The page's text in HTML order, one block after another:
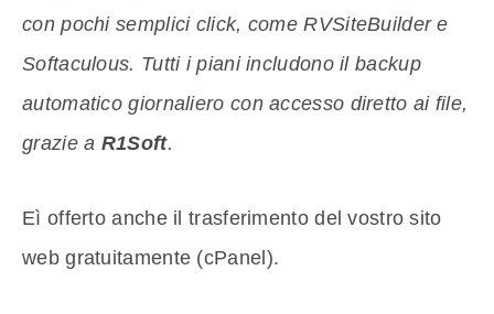
con pochi semplici click, come RVSiteBuilder e
Softaculous. Tutti i piani includono il backup
automatico giornaliero con accesso diretto ai file,
grazie a R1Soft.
Eì offerto anche il trasferimento del vostro sito
web gratuitamente (cPanel).